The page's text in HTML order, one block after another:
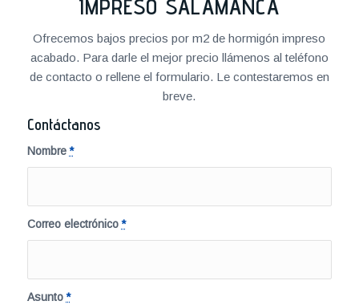
IMPRESO SALAMANCA
Ofrecemos bajos precios por m2 de hormigón impreso
acabado. Para darle el mejor precio llámenos al teléfono
de contacto o rellene el formulario. Le contestaremos en
breve.
Contáctanos
Nombre*
Correo electrónico*
Asunto*